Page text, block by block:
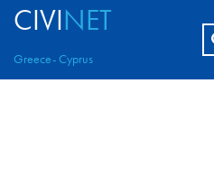
CIVINET
Greece- Cyprus